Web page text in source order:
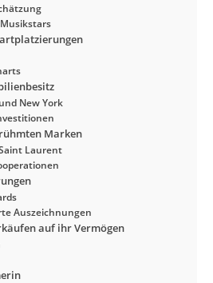
New York
Marken
Laurent
Auszeichnungen
auf ihr Vermögen